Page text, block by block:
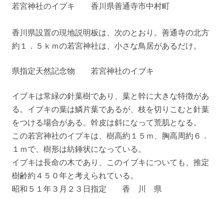
若宮神社のイブキ 香川県善通寺市中村町
香川県設置の現地説明板は、次のとおり。善通寺の北方
約１．５ｋｍの若宮神社は、小さな鳥居があるだけ。
県指定天然記念物 若宮神社のイブキ
イブキは常緑の針葉樹であり、葉と幹に大きな特徴があ
る。イブキの葉は鱗片葉であるが、枝を切りこむと針葉
をつける場合がある。幹皮は斜になって荒肌となる。
この若宮神社のイブキは、樹高約１５ｍ、胸高周約６．
１ｍで、樹形は紡錘状になっている。
イブキは長命の木であり、このイブキについても、推定
樹齢約４５０年と考えられている。
昭和５１年３月２３日指定 香 川 県